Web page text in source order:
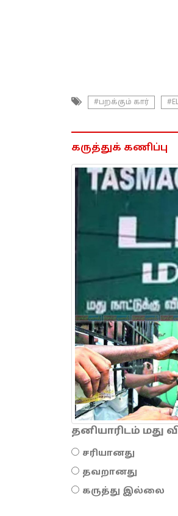
#பறக்கும் கார்
கருத்துக் கணிப்பு
தனியாரிடம் மது
சரியானது
தவறானது
கருத்து இல்லை